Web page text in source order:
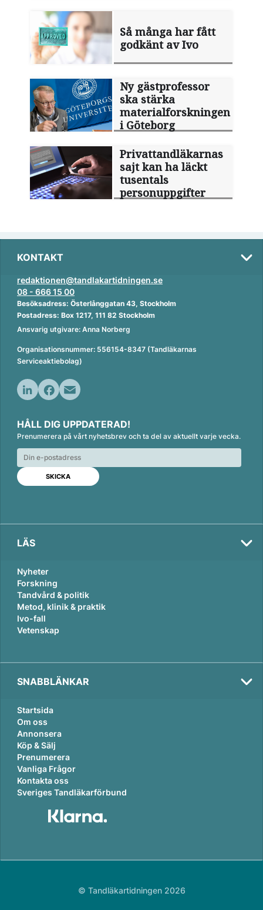
Så många har fått
godkänt av Ivo
Ny gästprofessor
ska stärka
materialforskningen
i Göteborg
Privattandläkarnas
sajt kan ha läckt
tusentals
personuppgifter
KONTAKT
redaktionen@tandlakartidningen.se
08 - 666 15 00
Besöksadress: Österlånggatan 43, Stockholm
Postadress: Box 1217, 111 82 Stockholm
Ansvarig utgivare: Anna Norberg
Organisationsnummer: 556154-8347 (Tandläkarnas
Serviceaktiebolag)
n
k
e
d
n
c
e
b
o
o
k
a
i
l
HÅLL DIG UPPDATERAD!
Prenumerera på vårt nyhetsbrev och ta del av aktuellt varje vecka.
LÄS
Nyheter
Forskning
Tandvård & politik
Metod, klinik & praktik
Ivo-fall
Vetenskap
SNABBLÄNKAR
Startsida
Om oss
Annonsera
Köp & Sälj
Prenumerera
Vanliga Frågor
Kontakta oss
Sveriges Tandläkarförbund
© Tandläkartidningen 2026